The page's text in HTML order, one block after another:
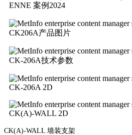
ENNE 案例2024
CK206A产品图片
CK-206A技术参数
CK-206A 2D
CK(A)-WALL 2D
CK(A)-WALL 墙装支架